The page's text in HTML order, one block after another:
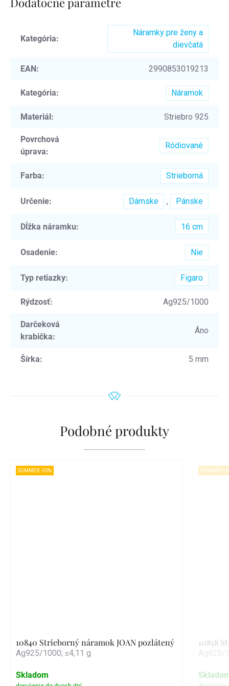
Kategória:
Náramky pre ženy a
dievčatá
EAN: 2990853019213
Kategória: Náramok
Materiál: Striebro 925
Povrchová
úprava:
Ródiované
Farba: Strieborná
Určenie: Dámske , Pánske
Dĺžka náramku: 16 cm
Osadenie: Nie
Typ retiazky: Figaro
Rýdzosť: Ag925/1000
Darčeková
krabička:
Áno
Šírka: 5 mm
Podobné produkty
SUMMER -30%
10840 Strieborný náramok JOAN pozlátený
Ag925/1000; ≤4,11 g
Skladom
SUMMER -
10858